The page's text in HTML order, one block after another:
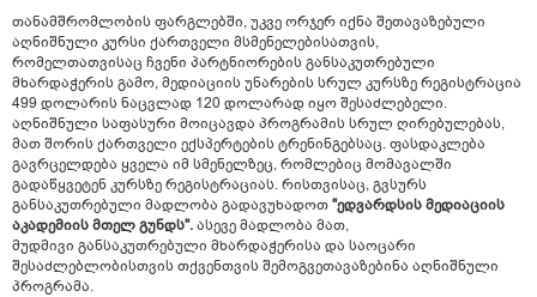
თანამშრომლობის ფარგლებში, უკვე ორჯერ იქნა შეთავაზებული
აღნიშნული კურსი ქართველი მსმენელებისათვის,
რომელთათვისაც ჩვენი პარტნიორების განსაკუთრებული
მხარდაჭერის გამო, მედიაციის უნარების სრულ კურსზე რეგისტრაცია
499 დოლარის ნაცვლად 120 დოლარად იყო შესაძლებელი.
აღნიშნული საფასური მოიცავდა პროგრამის სრულ ღირებულებას,
მათ შორის ქართველი ექსპერტების ტრენინგებსაც. ფასდაკლება
გავრცელდება ყველა იმ სმენელზეც, რომლებიც მომავალში
გადაწყვეტენ კურსზე რეგისტრაციას. რისთვისაც, გვსურს
განსაკუთრებული მადლობა გადავუხადოთ"ედვარდსის მედიაციის
აკადემიის მთელ გუნდს".ასევე მადლობა მათ,
მუდმივი განსაკუთრებული მხარდაჭერისა და საოცარი
შესაძლებლობისთვის თქვენთვის შემოგვეთავაზებინა აღნიშნული
პროგრამა.